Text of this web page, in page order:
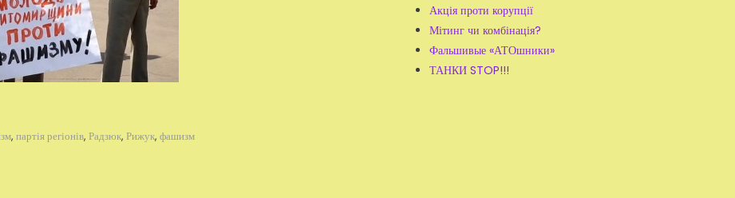
, партія регіонів, Радзюк, Рижук, фашизм
Акція проти корупції
Мітинг чи комбінація?
Фальшивые «АТОшники»
ТАНКИ STOP!!!